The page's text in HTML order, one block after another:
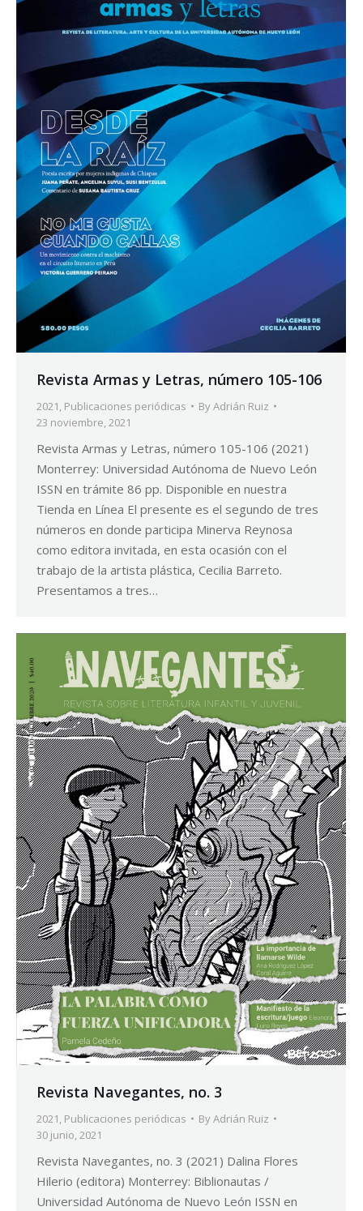
Revista Armas y Letras, número 105-106
2021, Publicaciones periódicas ByAdrián Ruiz
23 noviembre, 2021
Revista Armas y Letras, número 105-106 (2021)
Monterrey: Universidad Autónoma de Nuevo León
ISSN en trámite 86 pp. Disponible en nuestra
Tienda en Línea El presente es el segundo de tres
números en donde participa Minerva Reynosa
como editora invitada, en esta ocasión con el
trabajo de la artista plástica, Cecilia Barreto.
Presentamos a tres…
Revista Navegantes, no. 3
2021, Publicaciones periódicas ByAdrián Ruiz
30 junio, 2021
Revista Navegantes, no. 3 (2021) Dalina Flores
Hilerio (editora) Monterrey: Biblionautas /
Universidad Autónoma de Nuevo León ISSN en